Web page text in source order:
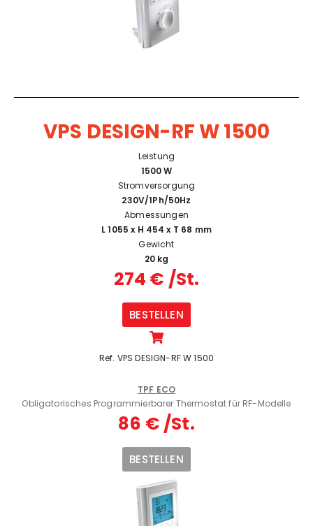
VPS DESIGN-RF W 1500
Leistung
1500 W
Stromversorgung
230V/1Ph/50Hz
Abmessungen
L 1055 x H 454 x T 68 mm
Gewicht
20 kg
274 € /St.
BESTELLEN
Ref. VPS DESIGN-RF W 1500
TPF ECO
Obligatorisches Programmierbarer Thermostat für RF-Modelle
86 € /St.
BESTELLEN